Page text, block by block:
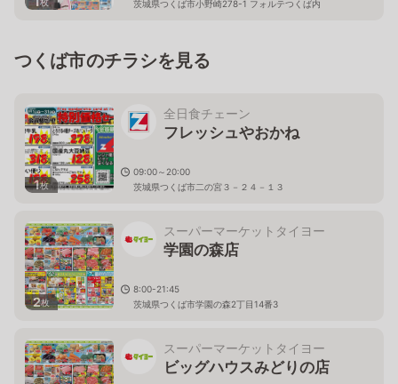
茨城県つくば市小野崎278-1 フォルテつくば内
つくば市のチラシを見る
1枚
全日食チェーン
フレッシュやおかね
09:00～20:00
茨城県つくば市二の宮３－２４－１３
2枚
スーパーマーケットタイヨー
学園の森店
8:00-21:45
茨城県つくば市学園の森2丁目14番3
スーパーマーケットタイヨー
ビッグハウスみどりの店